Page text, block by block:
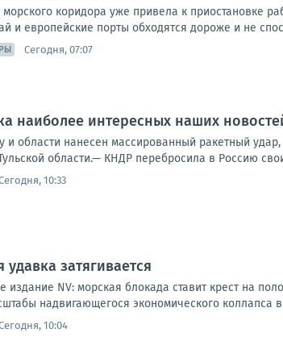
морского коридора уже привела к приостановке
и европейские порты обходятся дороже и не
Сегодня, 07:07
наиболее интересных наших
и области нанесен массированный ракетный
области.— КНДР перебросила в Россию
10:33
затягивается
издание NV: морская блокада ставит крест на
надвигающегося экономического коллапса
10:04